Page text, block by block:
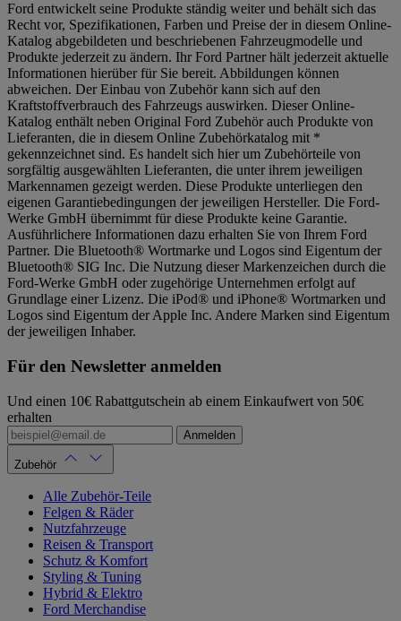
Ford entwickelt seine Produkte ständig weiter und behält sich das
Recht vor, Spezifikationen, Farben und Preise der in diesem Online-
Katalog abgebildeten und beschriebenen Fahrzeugmodelle und
Produkte jederzeit zu ändern. Ihr Ford Partner hält jederzeit aktuelle
Informationen hierüber für Sie bereit. Abbildungen können
abweichen. Der Einbau von Zubehör kann sich auf den
Kraftstoffverbrauch des Fahrzeugs auswirken. Dieser Online-
Katalog enthält neben Original Ford Zubehör auch Produkte von
Lieferanten, die in diesem Online Zubehörkatalog mit *
gekennzeichnet sind. Es handelt sich hier um Zubehörteile von
sorgfältig ausgewählten Lieferanten, die unter ihrem jeweiligen
Markennamen gezeigt werden. Diese Produkte unterliegen den
eigenen Garantiebedingungen der jeweiligen Hersteller. Die Ford-
Werke GmbH übernimmt für diese Produkte keine Garantie.
Ausführlichere Informationen dazu erhalten Sie von Ihrem Ford
Partner. Die Bluetooth® Wortmarke und Logos sind Eigentum der
Bluetooth® SIG Inc. Die Nutzung dieser Markenzeichen durch die
Ford-Werke GmbH oder zugehörige Unternehmen erfolgt auf
Grundlage einer Lizenz. Die iPod® und iPhone® Wortmarken und
Logos sind Eigentum der Apple Inc. Andere Marken sind Eigentum
der jeweiligen Inhaber.
Für den Newsletter anmelden
Und einen 10€ Rabattgutschein ab einem Einkaufwert von 50€
erhalten
Anmelden
Zubehör
Alle Zubehör-Teile
Felgen & Räder
Nutzfahrzeuge
Reisen & Transport
Schutz & Komfort
Styling & Tuning
Hybrid & Elektro
Ford Merchandise